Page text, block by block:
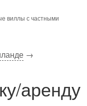
виллы с частными
→
аренду